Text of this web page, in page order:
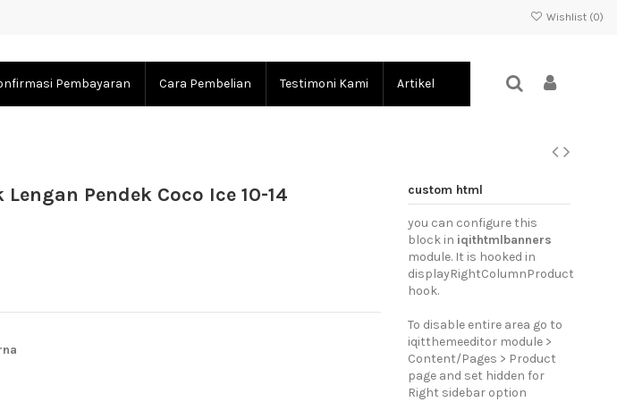
Wishlist (0)
Pembayaran Cara Pembelian Testimoni Kami Artikel
Lengan Pendek Coco Ice 10-14 custom html
you can configure this
block in iqithtmlbanners
module. It is hooked in
displayRightColumnProduct
hook.
To disable entire area go to
iqitthemeeditor module >
Content/Pages > Product
page and set hidden for
Right sidebar option